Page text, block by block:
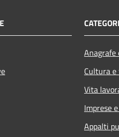
Cultura
Vita
Imprese
Appalti